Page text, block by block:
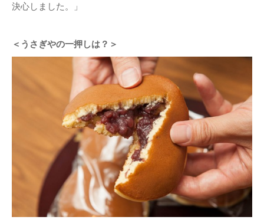
決心しました。」
＜うさぎやの一押しは？＞